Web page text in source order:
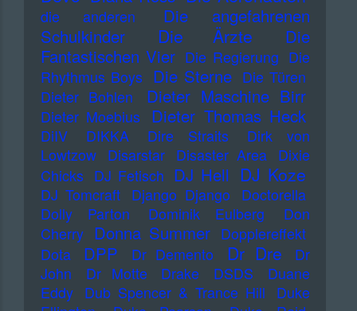
die anderen
Die angefahrenen
Schulkinder
Die Ärzte
Die
Fantastischen Vier Die Regierung Die
Rhythmus Boys Die Sterne Die Türen
Dieter Bohlen
Dieter Maschine Birr
Dieter Moebius Dieter Thomas Heck
DiIV DIKKA Dire Straits
Dirk von
Lowtzow
Disarstar Disaster Area
Dixie
Chicks DJ Fetisch DJ Hell DJ Koze
DJ Tomcraft Django Django
Doctorella
Dolly Parton
Dominik Eulberg
Don
Cherry Donna Summer Dopplereffekt
Dota
DPP Dr Demento Dr Dre
Dr
John
Dr Motte Drake DSDS
Duane
Eddy
Dub Spencer & Trance Hill
Duke